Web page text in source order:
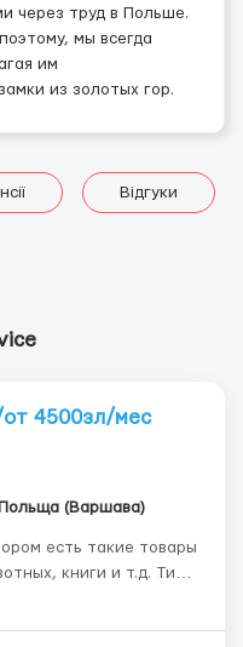
через труд в Польше.
мы всегда
им
из золотых гор.
Відгуки
4500зл/мес
Польща (Варшава)
есть такие товары
книги и т.д. Тип
18.83 нетто/час.